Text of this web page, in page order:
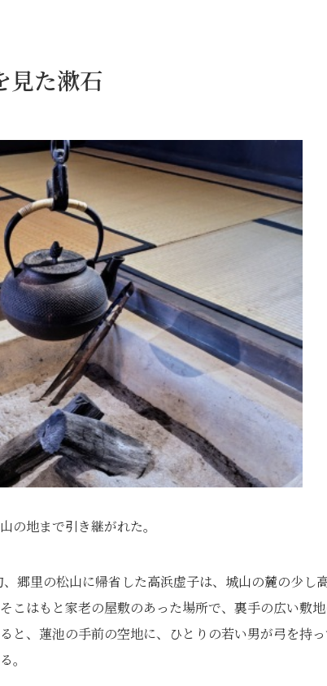
見た漱石
の地まで引き継がれた。
郷里の松山に帰省した高浜虚子は、城山の麓の少し
こはもと家老の屋敷のあった場所で、裏手の広い敷
と、蓮池の手前の空地に、ひとりの若い男が弓を持
。